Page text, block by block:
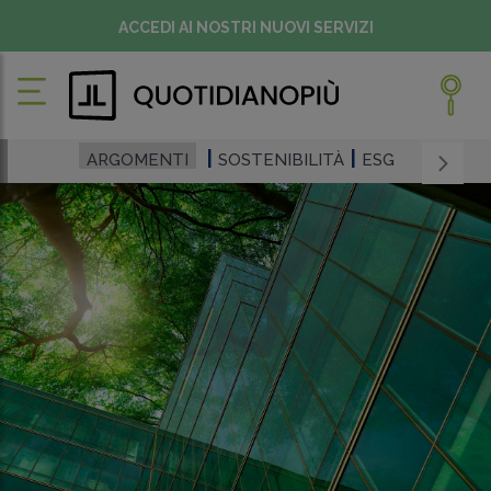
ACCEDI AI NOSTRI NUOVI SERVIZI
ARGOMENTI SOSTENIBILITÀ ESG